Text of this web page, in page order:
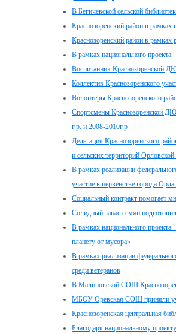
В Бегичевской сельской
Краснозоренский район в рамках
Краснозоренский район в рамках
В рамках национального
Воспитанник Краснозоренской
Коллектив Краснозоренского
Волонтеры Краснозоренского
Спортсмены Краснозоренской
г.р. и 2008-2010г.р
Делегация Краснозоренского
и сельских территорий Орловской
В рамках реализации
участие в первенстве города
Социальный контракт помогает
Солидный запас семян
В рамках национального
планету от мусора»
В рамках реализации
среди ветеранов
В Малиновской СОШ
МБОУ Оревская СОШ приняли
Краснозоренская центральная
Благодаря национальному